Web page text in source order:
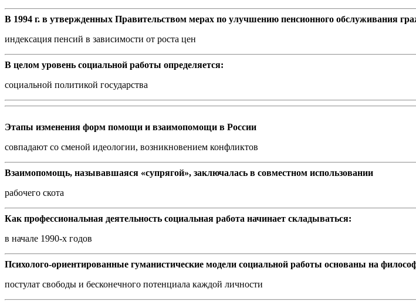
В 1994 г. в утвержденных Правительством мерах по улучшению пенсионного обслуживания
индексация пенсий в зависимости от роста цен
В целом уровень социальной работы определяется:
социальной политикой государства
Этапы изменения форм помощи и взаимопомощи в России
совпадают со сменой идеологии, возникновением конфликтов
Взаимопомощь, называвшаяся «супрягой», заключалась в совместном использовании
рабочего скота
Как профессиональная деятельность социальная работа начинает складываться:
в начале 1990-х годов
Психолого-ориентированные гуманистические модели социальной работы основаны на
постулат свободы и бесконечного потенциала каждой личности